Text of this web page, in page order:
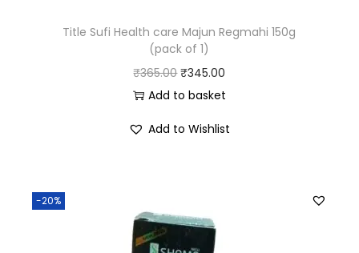
Title Sufi Health care Majun Regmahi 150g
(pack of 1)
₹365.00 ₹345.00
Add to basket
Add to Wishlist
-20%